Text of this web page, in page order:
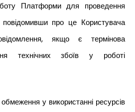
Платформи для проведення
повідомивши про це Користувача
якщо є термінова
технічних збоїв у роботі
у використанні ресурсів